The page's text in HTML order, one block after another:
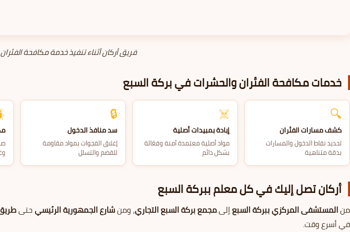
فريق أركان أثناء تنفيذ خدمة مكافحة
خدمات مكافحة الفئران والحشرات في بركة السبع
🔍
كشف مسارات الفئران
تحديد نقاط الدخول والمسارات
بدقة متناهية
☠️
إبادة بمبيدات أصلية
مواد أصلية معتمدة آمنة وفعّالة
بشكل دائم
🔒
سد منافذ الدخول
إغلاق الفجوات بمواد مقاومة
للقضم والتسلل
أركان تصل إليك في كل معلم ببركة السبع
منالمستشفى المركزي ببركة السبعإلىمجمع بركة السبع التجاري، ومنشارع الجمهورية الرئيسيحتى
في أسرع وقت.